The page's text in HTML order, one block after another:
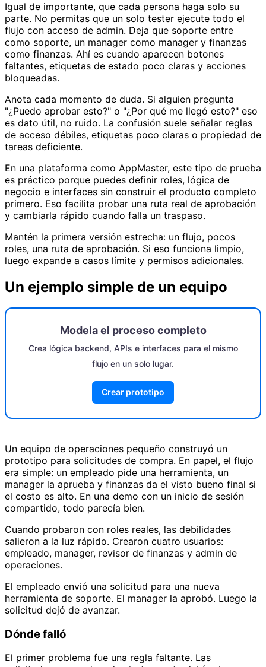
Igual de importante, que cada persona haga solo su
parte. No permitas que un solo tester ejecute todo el
flujo con acceso de admin. Deja que soporte entre
como soporte, un manager como manager y finanzas
como finanzas. Ahí es cuando aparecen botones
faltantes, etiquetas de estado poco claras y acciones
bloqueadas.
Anota cada momento de duda. Si alguien pregunta
"¿Puedo aprobar esto?" o "¿Por qué me llegó esto?" eso
es dato útil, no ruido. La confusión suele señalar reglas
de acceso débiles, etiquetas poco claras o propiedad de
tareas deficiente.
En una plataforma como AppMaster, este tipo de prueba
es práctico porque puedes definir roles, lógica de
negocio e interfaces sin construir el producto completo
primero. Eso facilita probar una ruta real de aprobación
y cambiarla rápido cuando falla un traspaso.
Mantén la primera versión estrecha: un flujo, pocos
roles, una ruta de aprobación. Si eso funciona limpio,
luego expande a casos límite y permisos adicionales.
Un ejemplo simple de un equipo
Modela el proceso completo
Crea lógica backend, APIs e interfaces para el mismo
flujo en un solo lugar.
Crear prototipo
Un equipo de operaciones pequeño construyó un
prototipo para solicitudes de compra. En papel, el flujo
era simple: un empleado pide una herramienta, un
manager la aprueba y finanzas da el visto bueno final si
el costo es alto. En una demo con un inicio de sesión
compartido, todo parecía bien.
Cuando probaron con roles reales, las debilidades
salieron a la luz rápido. Crearon cuatro usuarios:
empleado, manager, revisor de finanzas y admin de
operaciones.
El empleado envió una solicitud para una nueva
herramienta de soporte. El manager la aprobó. Luego la
solicitud dejó de avanzar.
Dónde falló
El primer problema fue una regla faltante. Las